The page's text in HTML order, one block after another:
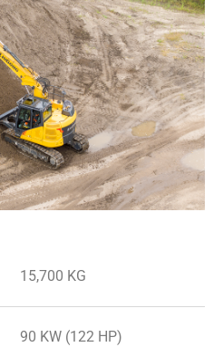
15,700 KG
90 KW (122 HP)